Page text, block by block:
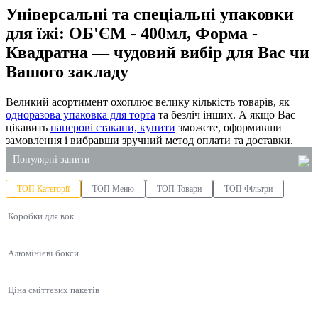
Універсальні та спеціальні упаковки
для їжі: ОБ'ЄМ - 400мл, Форма -
Квадратна — чудовий вибір для Вас чи
Вашого закладу
Великий асортимент охоплює велику кількість товарів, як
одноразова упаковка для торта та безліч інших. А якщо Вас
цікавить паперові стакани, купити зможете, оформивши
замовлення і вибравши зручний метод оплати та доставки.
Популярні запити
інтернет-магазин господарських товарів київ
купити одноразові пластикові стакани
тримач для кавових стаканів
спінені лотки
ТОП Категорії ТОП Меню ТОП Товари ТОП Фільтри
Коробки для вок
Алюмінієві бокси
Ціна сміттєвих пакетів